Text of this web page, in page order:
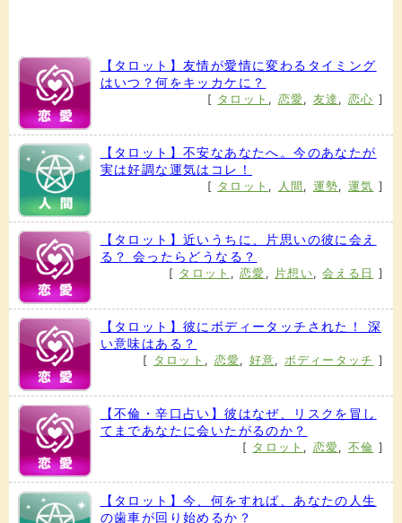
【タロット】友情が愛情に変わるタイミング
はいつ？何をキッカケに？
[ タロット , 恋愛, 友達 , 恋心 ]
【タロット】不安なあなたへ。今のあなたが
実は好調な運気はコレ！
[ タロット , 人間 , 運勢, 運気 ]
【タロット】近いうちに、片思いの彼に会え
る？ 会ったらどうなる？
[ タロット ,恋愛 , 片想い,会える日 ]
【タロット】彼にボディータッチされた！ 深
い意味はある？
[ タロット , 恋愛, 好意, ボディータッチ ]
【不倫・辛口占い】彼はなぜ、リスクを冒し
てまであなたに会いたがるのか？
[ タロット , 恋愛, 不倫 ]
【タロット】今、何をすれば、あなたの人生
の歯車が回り始めるか？